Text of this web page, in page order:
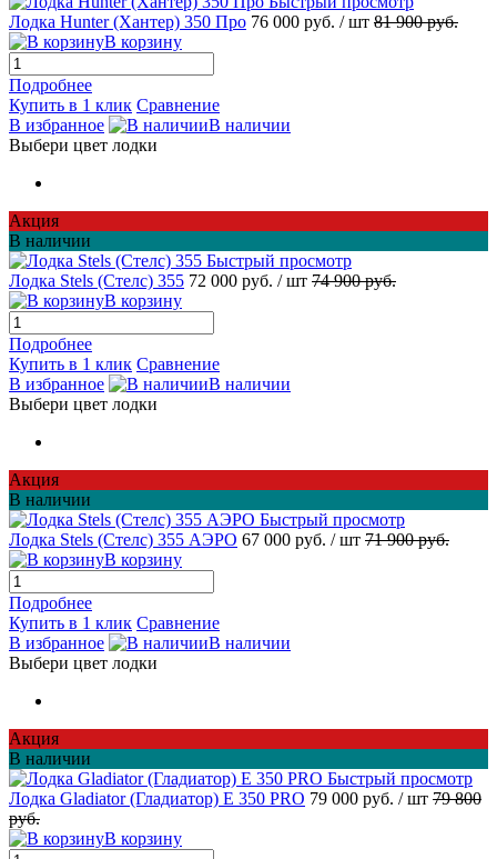
Лодка Hunter (Хантер) 350 Про 76 000 руб. / шт 81 900 руб.
В корзину
Подробнее
Купить в 1 клик Сравнение
В избранное
В наличии
Выбери цвет лодки
Акция
В наличии
Быстрый просмотр
Лодка Stels (Стелс) 355 72 000 руб. / шт 74 900 руб.
В корзину
Подробнее
Купить в 1 клик Сравнение
В избранное
В наличии
Выбери цвет лодки
Акция
В наличии
Быстрый просмотр
Лодка Stels (Стелс) 355 АЭРО 67 000 руб. / шт 71 900 руб.
В корзину
Подробнее
Купить в 1 клик Сравнение
В избранное
В наличии
Выбери цвет лодки
Акция
В наличии
Быстрый просмотр
Лодка Gladiator (Гладиатор) E 350 PRO 79 000 руб. / шт 79 800
руб.
В корзину